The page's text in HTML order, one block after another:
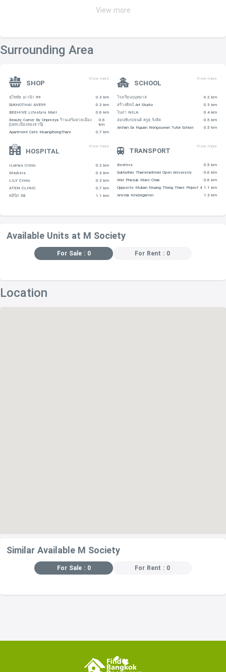
• COMMON FEE : ฿30 per sqm per month
• SINKING FUND : ฿300 per sqm.
View more
Surrounding Area
SHOP
View more
สุโขทัย อเวนิว 99
0.3 km
SUKHOTHAI AVE99
0.3 km
BEEHIVE Lifestyle Mall
0.6 km
Beauty Corner By Onpreeya ร้านเสริมสวยเมือง
(ปตท.เมืองทองธานี)
0.6
km
Apartment Cafe MuangthongThani
0.7 km
SCHOOL
View more
โรงเรียนกุมุทมาส
0.2 km
สร้างศิลป์ Art Studio
0.3 km
ไนล่า NILA
0.4 km
สอนขับรถยนต์ ครูสุ รังสิต
0.5 km
Archan Sa Nguan Wongsuwan Tutor School
0.5 km
HOSPITAL
View more
iLomys Clinic
0.2 km
Medisis
0.3 km
LILY Clinic
0.3 km
ATEN CLINIC
0.7 km
คลินิก 58
1.1 km
TRANSPORT
View more
Beehive
0.5 km
Sukhothai Thammathirat Open University
0.6 km
Wat Phasuk Mani Chak
0.6 km
Opposite Muban Muang Thong Thani Project 4 1.1 km
Anvida Kindergarten
1.3 km
Available Units at M Society
For Sale : 0 For Rent : 0
Location
Similar Available M Society
For Sale : 0 For Rent : 0